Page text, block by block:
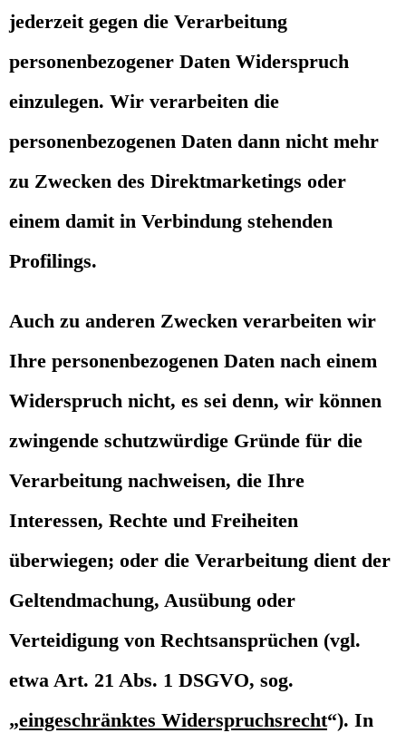
jederzeit gegen die Verarbeitung
personenbezogener Daten Widerspruch
einzulegen. Wir verarbeiten die
personenbezogenen Daten dann nicht mehr
zu Zwecken des Direktmarketings oder
einem damit in Verbindung stehenden
Profilings.
Auch zu anderen Zwecken verarbeiten wir
Ihre personenbezogenen Daten nach einem
Widerspruch nicht, es sei denn, wir können
zwingende schutzwürdige Gründe für die
Verarbeitung nachweisen, die Ihre
Interessen, Rechte und Freiheiten
überwiegen; oder die Verarbeitung dient der
Geltendmachung, Ausübung oder
Verteidigung von Rechtsansprüchen (vgl.
etwa Art. 21 Abs. 1 DSGVO, sog.
„eingeschränktes Widerspruchsrecht“). In